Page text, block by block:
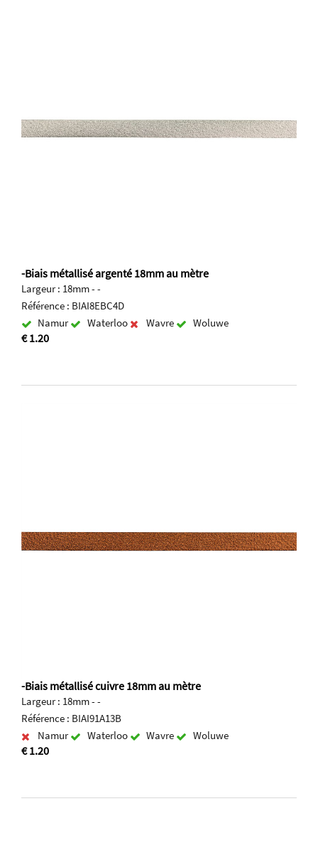
-Biais métallisé argenté 18mm au mètre
Largeur : 18mm - -
Référence : BIAI8EBC4D
Namur
Waterloo Wavre Woluwe
€ 1.20
-Biais métallisé cuivre 18mm au mètre
Largeur : 18mm - -
Référence : BIAI91A13B
Namur
Waterloo Wavre Woluwe
€ 1.20